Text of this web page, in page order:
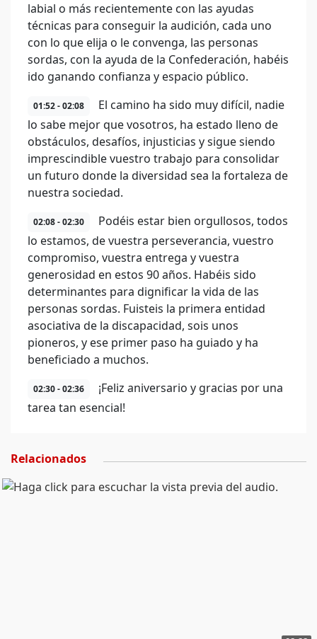
labial o más recientemente con las ayudas
técnicas para conseguir la audición, cada uno
con lo que elija o le convenga, las personas
sordas, con la ayuda de la Confederación, habéis
ido ganando confianza y espacio público.
01:52 - 02:08
El camino ha sido muy difícil, nadie
lo sabe mejor que vosotros, ha estado lleno de
obstáculos, desafíos, injusticias y sigue siendo
imprescindible vuestro trabajo para consolidar
un futuro donde la diversidad sea la fortaleza de
nuestra sociedad.
02:08 - 02:30
Podéis estar bien orgullosos, todos
lo estamos, de vuestra perseverancia, vuestro
compromiso, vuestra entrega y vuestra
generosidad en estos 90 años. Habéis sido
determinantes para dignificar la vida de las
personas sordas. Fuisteis la primera entidad
asociativa de la discapacidad, sois unos
pioneros, y ese primer paso ha guiado y ha
beneficiado a muchos.
02:30 - 02:36
¡Feliz aniversario y gracias por una
tarea tan esencial!
Relacionados